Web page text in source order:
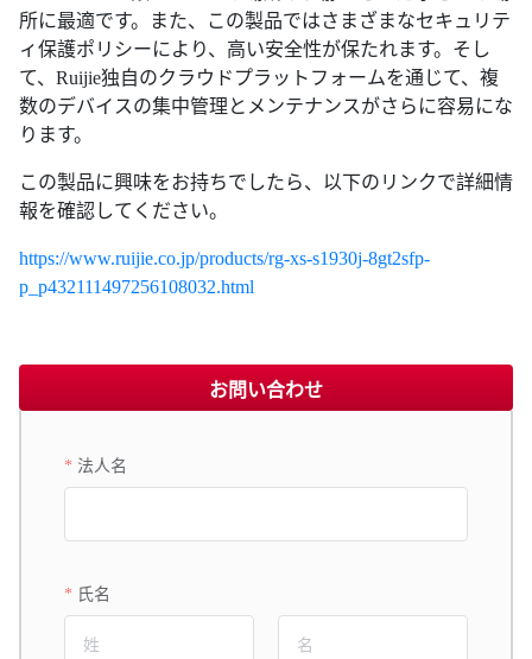
所に最適です。また、この製品ではさまざまなセキュリテ
ィ保護ポリシーにより、高い安全性が保たれます。そし
て、Ruijie独自のクラウドプラットフォームを通じて、複
数のデバイスの集中管理とメンテナンスがさらに容易にな
ります。
この製品に興味をお持ちでしたら、以下のリンクで詳細情
報を確認してください。
https://www.ruijie.co.jp/products/rg-xs-s1930j-8gt2sfp-
p_p432111497256108032.html
お問い合わせ
法人名
氏名